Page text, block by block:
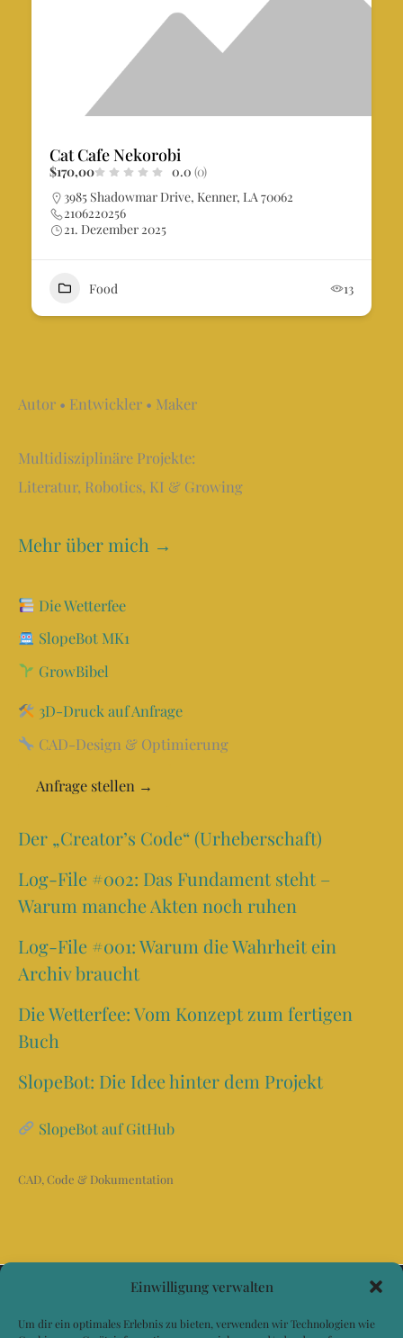
Einwilligung verwalten
Um dir ein optimales Erlebnis zu bieten, verwenden wir Technologien wie
Cat Cafe Nekorobi
$170,00 0.0 (0)
3985 Shadowmar Drive, Kenner, LA 70062
2106220256
21. Dezember 2025
Food 13
Autor • Entwickler • Maker
Multidisziplinäre Projekte:
Literatur, Robotics, KI & Growing
Mehr über mich →
Die Wetterfee
SlopeBot MK1
GrowBibel
3D-Druck auf Anfrage
CAD-Design & Optimierung
Anfrage stellen →
Der „Creator’s Code“ (Urheberschaft)
Log-File #002: Das Fundament steht –
Warum manche Akten noch ruhen
Log-File #001: Warum die Wahrheit ein
Archiv braucht
Die Wetterfee: Vom Konzept zum fertigen
Buch
SlopeBot: Die Idee hinter dem Projekt
SlopeBot auf GitHub
CAD, Code & Dokumentation
Impressum